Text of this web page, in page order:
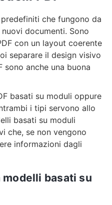
che fungono da
documenti. Sono
con un layout coerente
separare il design visivo
sono anche una buona
basati su moduli oppure
i tipi servono allo
basati su moduli
che, se non vengono
informazioni dagli
modelli basati su